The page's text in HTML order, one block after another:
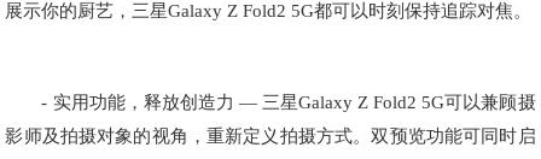
展示你的厨艺，三星Galaxy Z Fold2 5G都可以时刻保持追踪对焦。
- 实用功能，释放创造力 — 三星Galaxy Z Fold2 5G可以兼顾摄
影师及拍摄对象的视角，重新定义拍摄方式。双预览功能可同时启